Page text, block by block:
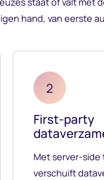
hand, van eerste
2
First-party
Met server-side
verschuift